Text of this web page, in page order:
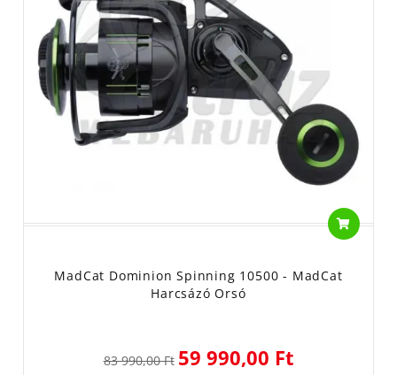
MadCat Dominion Spinning 10500 - MadCat
Harcsázó Orsó
83 990,00 Ft 59 990,00 Ft